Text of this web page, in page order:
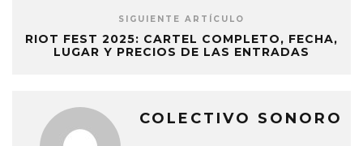
SIGUIENTE ARTÍCULO
RIOT FEST 2025: CARTEL COMPLETO, FECHA,
LUGAR Y PRECIOS DE LAS ENTRADAS
COLECTIVO SONORO